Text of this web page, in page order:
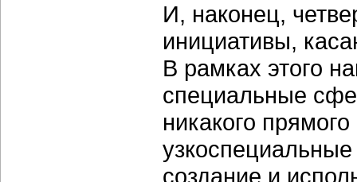
И, наконец,
инициативы,
В рамках этого
специальные
никакого
создание и